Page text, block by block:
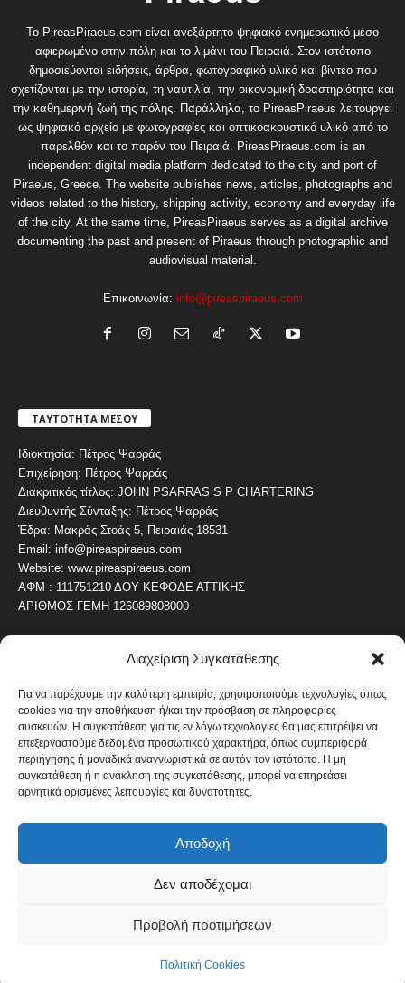
Διαχείριση Συγκατάθεσης
Για να παρέχουμε την καλύτερη εμπειρία, χρησιμοποιούμε τεχνολογίες όπως
cookies για την αποθήκευση ή/και την πρόσβαση σε πληροφορίες
συσκευών. Η συγκατάθεση για τις εν λόγω τεχνολογίες θα μας επιτρέψει να
επεξεργαστούμε δεδομένα προσωπικού χαρακτήρα, όπως συμπεριφορά
περιήγησης ή μοναδικά αναγνωριστικά σε αυτόν τον ιστότοπο. Η μη
συγκατάθεση ή η ανάκληση της συγκατάθεσης, μπορεί να επηρεάσει
αρνητικά ορισμένες λειτουργίες και δυνατότητες.
Αποδοχή
Δεν αποδέχομαι
Προβολή προτιμήσεων
Πολιτική Cookies
Το PireasPiraeus.com είναι ανεξάρτητο ψηφιακό ενημερωτικό μέσο
αφιερωμένο στην πόλη και το λιμάνι του Πειραιά. Στον ιστότοπο
δημοσιεύονται ειδήσεις, άρθρα, φωτογραφικό υλικό και βίντεο που
σχετίζονται με την ιστορία, τη ναυτιλία, την οικονομική δραστηριότητα και
την καθημερινή ζωή της πόλης. Παράλληλα, το PireasPiraeus λειτουργεί
ως ψηφιακό αρχείο με φωτογραφίες και οπτικοακουστικό υλικό από το
παρελθόν και το παρόν του Πειραιά. PireasPiraeus.com is an
independent digital media platform dedicated to the city and port of
Piraeus, Greece. The website publishes news, articles, photographs and
videos related to the history, shipping activity, economy and everyday life
of the city. At the same time, PireasPiraeus serves as a digital archive
documenting the past and present of Piraeus through photographic and
audiovisual material.
Επικοινωνία: info@pireaspiraeus.com
ΤΑΥΤΟΤΗΤΑ ΜΕΣΟΥ
Ιδιοκτησία: Πέτρος Ψαρράς
Επιχείρηση: Πέτρος Ψαρράς
Διακριτικός τίτλος: JOHN PSARRAS S P CHARTERING
Διευθυντής Σύνταξης: Πέτρος Ψαρράς
Έδρα: Μακράς Στοάς 5, Πειραιάς 18531
Email: info@pireaspiraeus.com
Website: www.pireaspiraeus.com
ΑΦΜ : 111751210 ΔΟΥ ΚΕΦΟΔΕ ΑΤΤΙΚΗΣ
ΑΡΙΘΜΟΣ ΓΕΜΗ 126089808000
ΔΗΜΟΦΙΛΗ ΚΑΤΗΓΟΡΙΑ
ΝΕΑ ΤΟΥ ΠΕΙΡΑΙΑ 4487
ΟΛΥΜΠΙΑΚΟΣ
ΑΛΛΑ ΚΟΙΝΩΝΙΚΑ
ΕΙΔΗΣΕΙΣ ΝΑΥΤΙΛΙΑ
ΟΙΚΟΝΟΜΙΚΑ
ΚΑΛΛΙΤΕΧΝΙΚΑ 822
© Copyright 2014 - 2026 / Designed by pixelheroes.gr